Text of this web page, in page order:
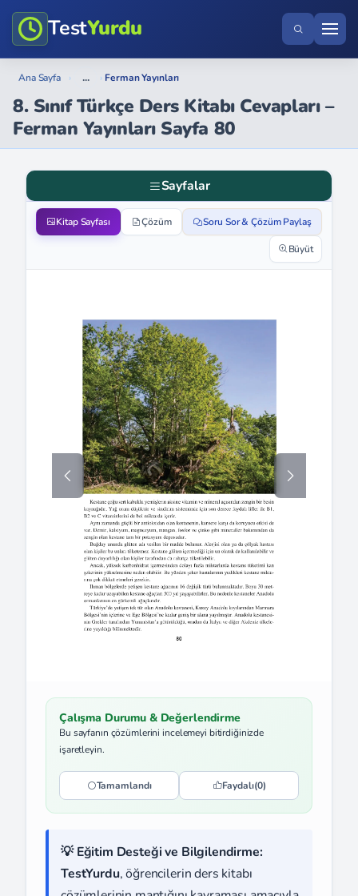
TestYurdu
Ana Sayfa › ... › Ferman Yayınları
8. Sınıf Türkçe Ders Kitabı Cevapları –
Ferman Yayınları Sayfa 80
Sayfalar
Kitap Sayfası Çözüm Soru Sor & Çözüm Paylaş
Büyüt
Çalışma Durumu & Değerlendirme
Bu sayfanın çözümlerini incelemeyi bitirdiğinizde
işaretleyin.
Tamamlandı Faydalı(0)
💡 Eğitim Desteği ve Bilgilendirme:
TestYurdu, öğrencilerin ders kitabı